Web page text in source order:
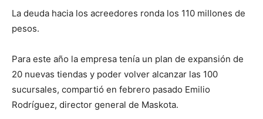
La deuda hacia los acreedores ronda los 110 millones de
pesos.
Para este año la empresa tenía un plan de expansión de
20 nuevas tiendas y poder volver alcanzar las 100
sucursales, compartió en febrero pasado Emilio
Rodríguez, director general de Maskota.